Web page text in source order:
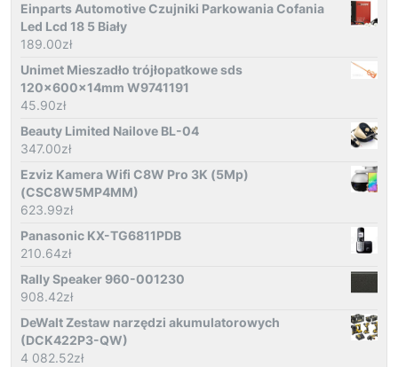
Einparts Automotive Czujniki Parkowania Cofania
Led Lcd 18 5 Biały
189.00zł
Unimet Mieszadło trójłopatkowe sds
120x600x14mm W9741191
45.90zł
Beauty Limited Nailove BL-04
347.00zł
Ezviz Kamera Wifi C8W Pro 3K (5Mp)
(CSC8W5MP4MM)
623.99zł
Panasonic KX-TG6811PDB
210.64zł
Rally Speaker 960-001230
908.42zł
DeWalt Zestaw narzędzi akumulatorowych
(DCK422P3-QW)
4 082.52zł